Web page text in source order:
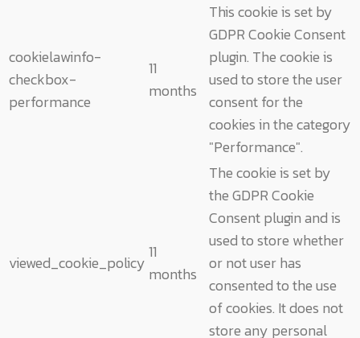
cookielawinfo-
checkbox-
performance
11
months
This cookie is set by
GDPR Cookie Consent
plugin. The cookie is
used to store the user
consent for the
cookies in the category
"Performance".
viewed_cookie_policy
11
months
The cookie is set by
the GDPR Cookie
Consent plugin and is
used to store whether
or not user has
consented to the use
of cookies. It does not
store any personal